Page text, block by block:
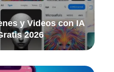
y Videos con IA
2026